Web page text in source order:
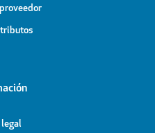
tributos